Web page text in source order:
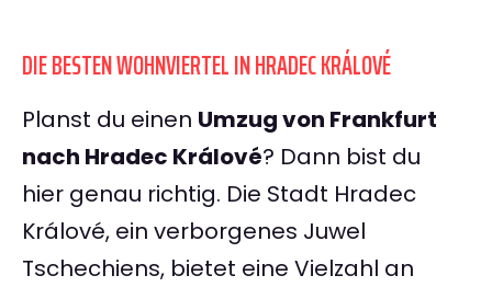
DIE BESTEN WOHNVIERTEL IN HRADEC KRÁLOVÉ
Planst du einen Umzug von Frankfurt
nach Hradec Králové? Dann bist du
hier genau richtig. Die Stadt Hradec
Králové, ein verborgenes Juwel
Tschechiens, bietet eine Vielzahl an